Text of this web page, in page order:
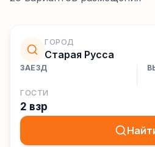
ГОРОД
Старая Русса
ЗАЕЗД
ГОСТИ
2 взр